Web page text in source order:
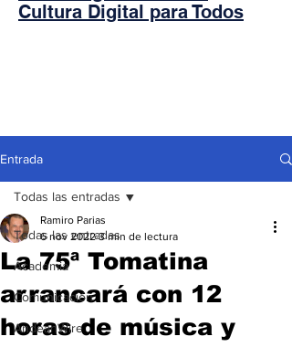
Cultura Digital para Todos
Entrada
Todas las entradas
Academia
Comunicación
AndeanWire
Todas las entradas
La 75ª Tomatina
arrancará con 12
horas de música y
Ramiro Parias
6 nov 2022 3 min de lectura